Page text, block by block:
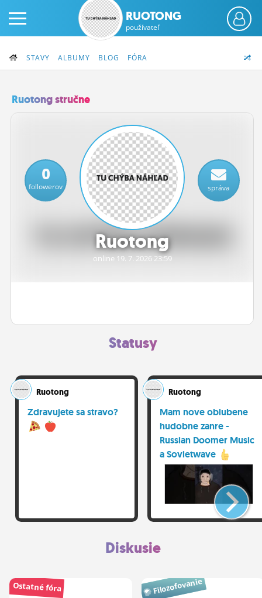
ČINŽIAK
FÓRUM
STATUSY
OBRÁZKY
NASTAVENIA
RUOTONG
používateľ
STAVY ALBUMY BLOG FÓRA
Ruotong stručne
Ruotong
online 19. 7. 2026 23:59
0
followerov správa
Statusy
Ruotong
Zdravujete sa stravo?
Ruotong
Mam nove oblubene
hudobne zanre -
Russian Doomer Music
a Sovietwave
Diskusie
Ostatné fóra Filozofovanie